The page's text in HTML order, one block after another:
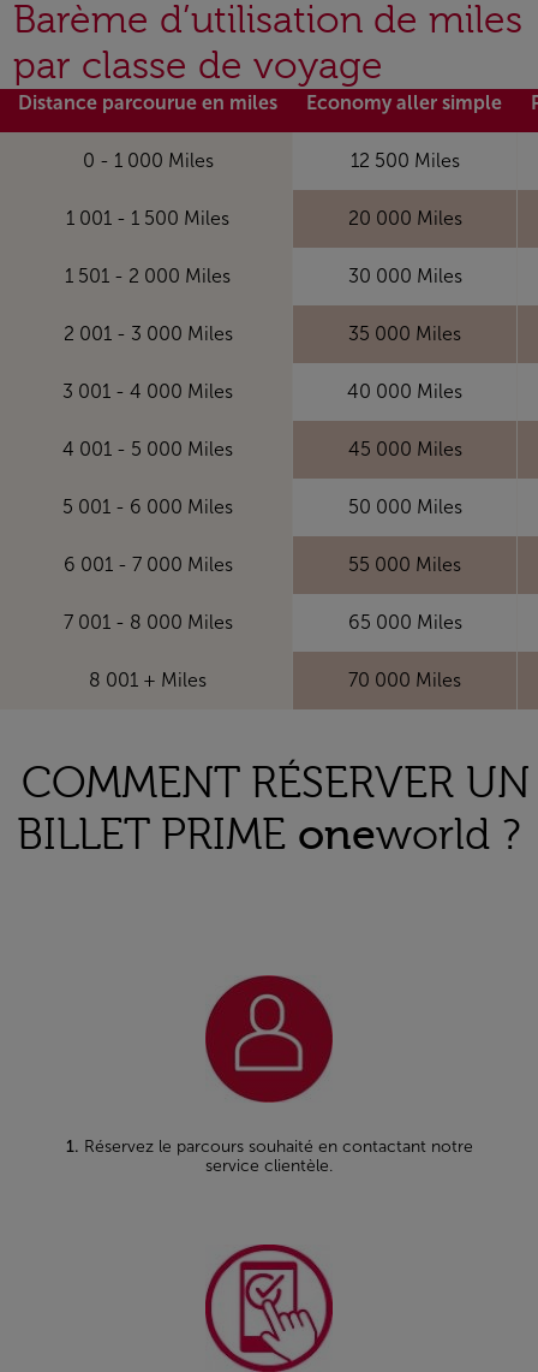
Barème d’utilisation de miles
par classe de voyage
Distance parcourue en miles Economy aller simple
0 - 1 000 Miles 12 500 Miles
1 001 - 1 500 Miles 20 000 Miles
1 501 - 2 000 Miles 30 000 Miles
2 001 - 3 000 Miles 35 000 Miles
3 001 - 4 000 Miles 40 000 Miles
4 001 - 5 000 Miles 45 000 Miles
5 001 - 6 000 Miles 50 000 Miles
6 001 - 7 000 Miles 55 000 Miles
7 001 - 8 000 Miles 65 000 Miles
8 001 + Miles 70 000 Miles
COMMENT RÉSERVER UN
BILLET PRIME oneworld ?
1. Réservez le parcours souhaité en contactant notre
service clientèle.